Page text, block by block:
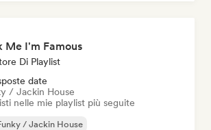
Me I'm Famous
Di Playlist
date
/ Jackin House
nelle mie playlist più seguite
/ Jackin House